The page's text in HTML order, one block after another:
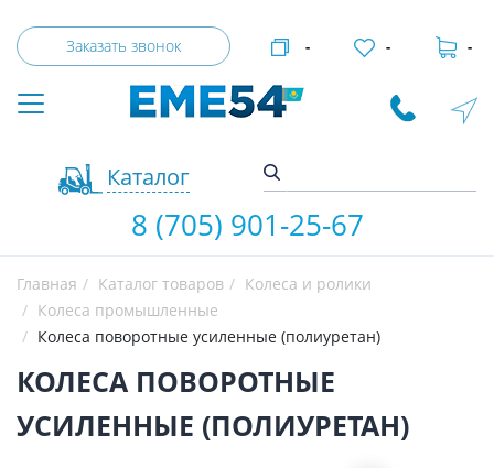
Заказать звонок
Каталог
- - -
8 (705) 901-25-67
Главная Каталог товаров
Колеса и ролики
Колеса промышленные
Колеса поворотные усиленные (полиуретан)
КОЛЕСА ПОВОРОТНЫЕ
УСИЛЕННЫЕ (ПОЛИУРЕТАН)